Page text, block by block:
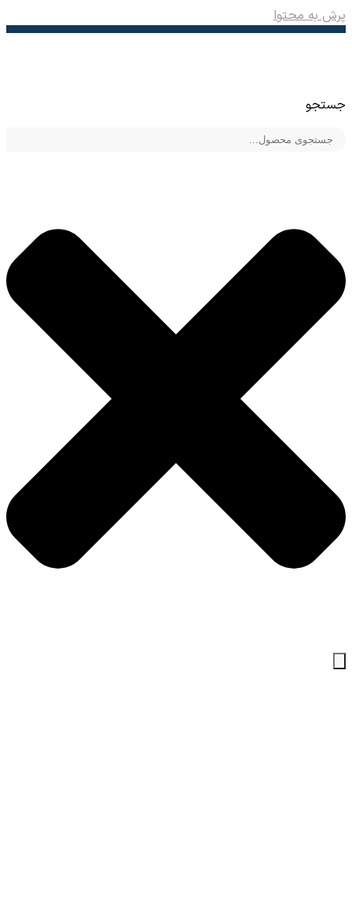
پرش به محتوا
جستجو